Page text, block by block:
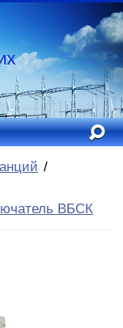
ВБСК